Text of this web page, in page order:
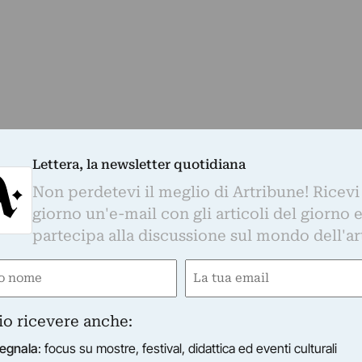
È sufficientecliccare quiper
sempre aggiornati
di Artribune! Ricevi ogni giorno un'e-mail con
Lettera, la newsletter quotidiana
Non perdetevi il meglio di Artribune! Ricevi
giorno un'e-mail con gli articoli del giorno e
partecipa alla discussione sul mondo
Email
ricevere anche:
: focus su mostre, festival, didattica ed eventi culturali